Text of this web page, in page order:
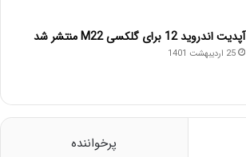
آپدیت اندروید 12 برای گلکسی M22 منتشر شد
25 اردیبهشت 1401
پرخواننده